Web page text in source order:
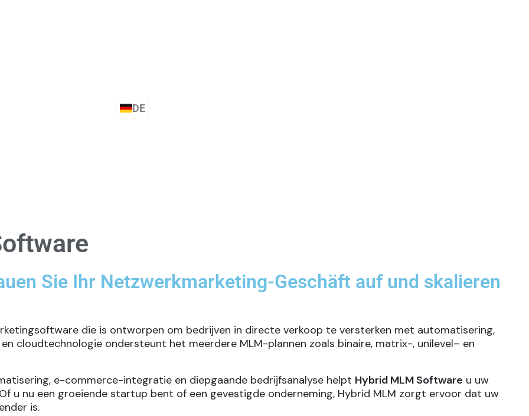
DE
Sie Ihr Netzwerkmarketing-Geschäft auf und skalieren
die is ontworpen om bedrijven in directe verkoop te versterken met automatisering,
cloudtechnologie ondersteunt het meerdere MLM-plannen zoals binaire, matrix-, unilevel– en
e-commerce-integratie en diepgaande bedrijfsanalyse helpt Hybrid MLM Software u uw
u nu een groeiende startup bent of een gevestigde onderneming, Hybrid MLM zorgt ervoor dat uw
is.